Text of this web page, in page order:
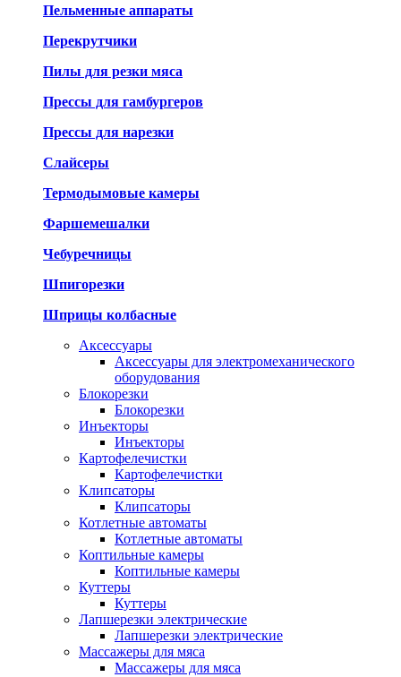
Пельменные аппараты
Перекрутчики
Пилы для резки мяса
Прессы для гамбургеров
Прессы для нарезки
Слайсеры
Термодымовые камеры
Фаршемешалки
Чебуречницы
Шпигорезки
Шприцы колбасные
Аксессуары
Аксессуары для электромеханического
оборудования
Блокорезки
Блокорезки
Инъекторы
Инъекторы
Картофелечистки
Картофелечистки
Клипсаторы
Клипсаторы
Котлетные автоматы
Котлетные автоматы
Коптильные камеры
Коптильные камеры
Куттеры
Куттеры
Лапшерезки электрические
Лапшерезки электрические
Массажеры для мяса
Массажеры для мяса